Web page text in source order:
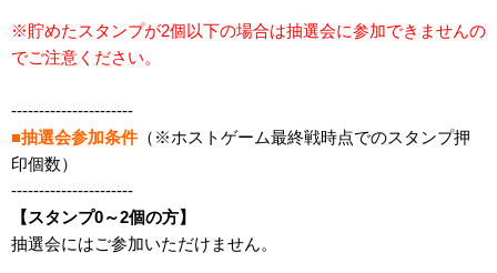
※貯めたスタンプが2個以下の場合は抽選会に参加できませんの
でご注意ください。
----------------------
■抽選会参加条件（※ホストゲーム最終戦時点でのスタンプ押
印個数）
----------------------
【スタンプ0～2個の方】
抽選会にはご参加いただけません。